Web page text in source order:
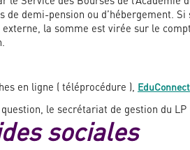
de demi-pension ou d’hébergement.
externe, la somme est virée sur le
en ligne ( téléprocédure ), EduConnect
le secrétariat de gestion du LP
sociales